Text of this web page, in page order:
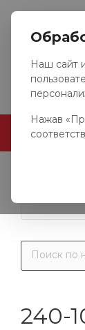
240-
Наш сайт
Нажав